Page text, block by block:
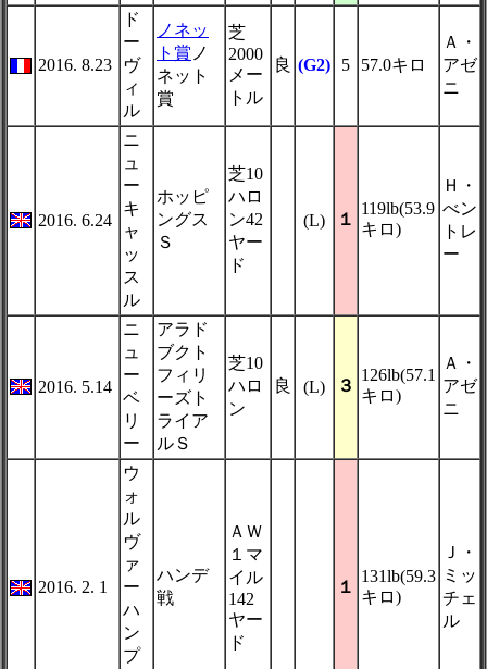
2016. 8.23
ド
ー
ヴ
ィ
ル
ノネッ
ト賞 ノ
ネット
賞
芝
2000
メー
トル
良 (G2) 5 57.0キロ
Ａ・
アゼ
ニ
2016. 6.24
ニ
ュ
ー
キ
ャ
ッ
ス
ル
ホッピ
ングス
Ｓ
芝10
ハロ
ン42
ヤー
ド
(L) １
119lb(53.9
キロ)
Ｈ・
べン
トレ
ー
2016. 5.14
ニ
ュ
ー
ベ
リ
ー
アラド
ブクト
フィリ
ーズト
ライア
ルＳ
芝10
ハロ
ン
良 (L) ３
126lb(57.1
キロ)
Ａ・
アゼ
ニ
2016. 2. 1
ウ
ォ
ル
ヴ
ァ
ー
ハ
ン
プ
ハンデ
戦
ＡＷ
１マ
イル
142
ヤー
ド
１
131lb(59.3
キロ)
Ｊ・
ミッ
チェ
ル